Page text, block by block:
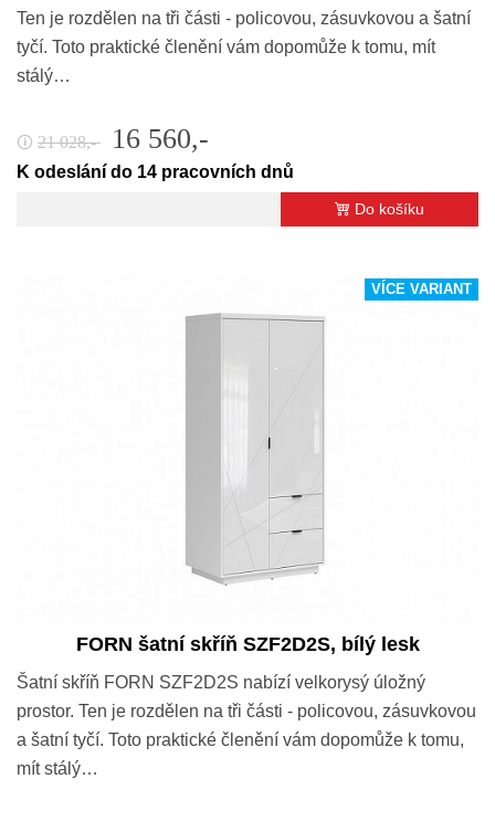
Ten je rozdělen na tři části - policovou, zásuvkovou a šatní
tyčí. Toto praktické členění vám dopomůže k tomu, mít
stálý…
🛈 21 028,- 16 560,-
K odeslání do 14 pracovních dnů
Do košíku
VÍCE VARIANT
FORN šatní skříň SZF2D2S, bílý lesk
Šatní skříň FORN SZF2D2S nabízí velkorysý úložný
prostor. Ten je rozdělen na tři části - policovou, zásuvkovou
a šatní tyčí. Toto praktické členění vám dopomůže k tomu,
mít stálý…